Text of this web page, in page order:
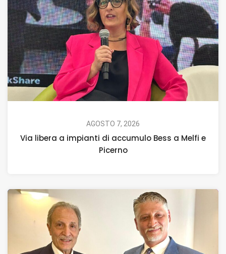
AGOSTO 7, 2026
Via libera a impianti di accumulo Bess a Melfi e
Picerno